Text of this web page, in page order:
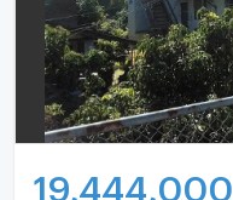
19,444,000